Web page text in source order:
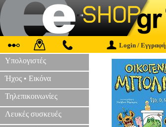
Login / Εγγραφή
Υπολογιστές
Ήχος • Εικόνα
Τηλεπικοινωνίες
Λευκές συσκευές